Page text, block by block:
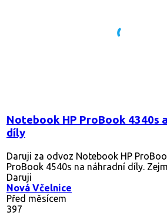
Notebook HP ProBook 4340s
díly
Daruji za odvoz Notebook HP
ProBook 4540s na náhradní díly.
Daruji
Nová Včelnice
Před měsícem
397